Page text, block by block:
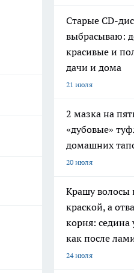
Старые CD-
выбрасываю:
красивые и
дачи и дома
21 июля
2 мазка на
«дубовые»
домашних
20 июля
Крашу волосы
краской, а
корня: седина
как после
24 июля